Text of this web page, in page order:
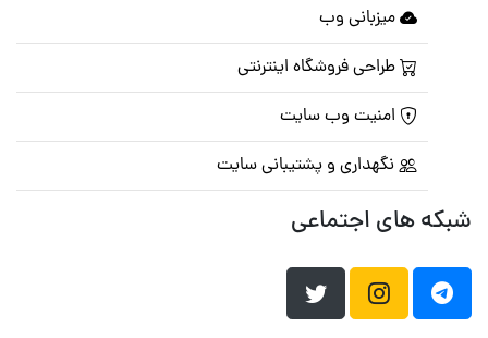
میزبانی وب
طراحی فروشگاه اینترنتی
امنیت وب سایت
نگهداری و پشتیبانی سایت
شبکه های اجتماعی